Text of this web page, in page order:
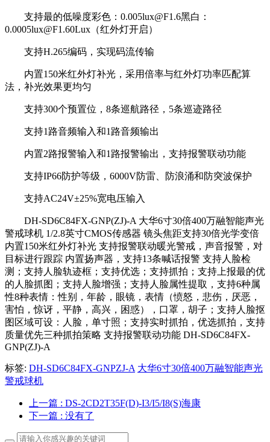
支持最的低噪度彩色：0.005lux@F1.6黑白：
0.0005lux@F1.60Lux（红外灯开启）
支持H.265编码，实现码流传输
内置150米红外灯补光，采用倍率与红外灯功率匹配算
法，补光效果更均匀
支持300个预置位，8条巡航路径，5条巡迹路径
支持1路音频输入和1路音频输出
内置2路报警输入和1路报警输出，支持报警联动功能
支持IP66防护等级，6000V防雷、防浪涌和防突波保护
支持AC24V±25%宽电压输入
DH-SD6C84FX-GNP(ZJ)-A 大华6寸30倍400万融智能声光
警戒球机 1/2.8英寸CMOS传感器 镜头焦距支持30倍光学变倍
内置150米红外灯补光 支持报警联动暖光警戒，声音报警，对
目标进行跟踪 内置扬声器，支持13条喊话报警 支持人脸检
测；支持人脸轨迹框；支持优选；支持抓拍；支持上报最的优
的人脸抓图；支持人脸增强；支持人脸属性提取，支持6种属
性8种表情：性别，年龄，眼镜，表情（愤怒，悲伤，厌恶，
害怕，惊讶，平静，高兴，困惑），口罩，胡子；支持人脸抠
图区域可设：人脸，单寸照；支持实时抓拍，优选抓拍，支持
质量优先三种抓拍策略 支持报警联动功能 DH-SD6C84FX-
GNP(ZJ)-A
标签: DH-SD6C84FX-GNPZJ-A 大华6寸30倍400万融智能声光
警戒球机
上一篇 : DS-2CD2T35F(D)-I3/I5/I8(S)海康
下一篇 : 没有了